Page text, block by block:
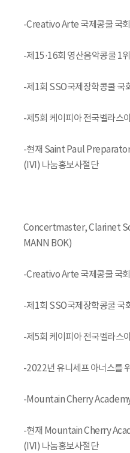
-Creativo Arte 국제콩쿨 국
-제15·16회 영산음악콩쿨 1위
-제1회 SSO국제장학콩쿨 국
-제5회 케이피아 전국벨라스
-현재 Saint Paul
(IVI) 나눔홍보사절단
Concertmaster, Clarinet
MANN BOK)
-Creativo Arte 국제콩쿨 국
-제1회 SSO국제장학콩쿨 국
-제5회 케이피아 전국벨라스
-2022년 유니세프 아너스를
-Mountain Cherry
-현재 Mountain Cherry
(IVI) 나눔홍보사절단